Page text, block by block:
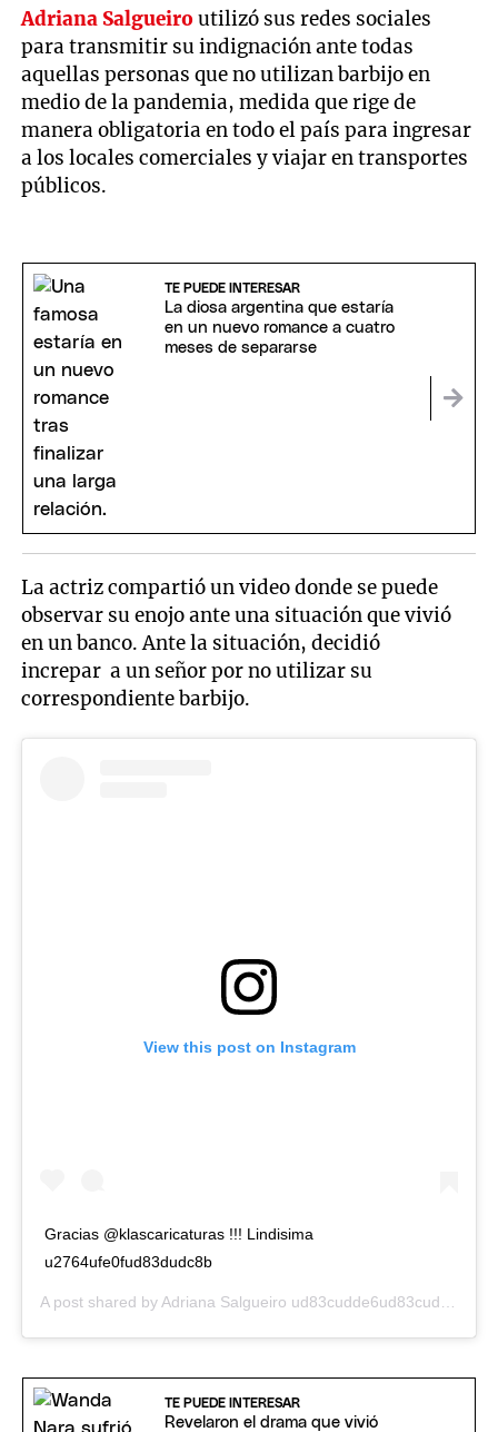
Adriana Salgueiroutilizó sus redes sociales
para transmitir su indignación ante todas
aquellas personas que no utilizan barbijo en
medio de la pandemia, medida que rige de
manera obligatoria en todo el país para ingresar
a los locales comerciales y viajar en transportes
públicos.
TE PUEDE INTERESAR
La diosa argentina que estaría
en un nuevo romance a cuatro
meses de separarse
La actriz compartió un video donde se puede
observar su enojo ante una situación que vivió
en un banco. Ante la situación, decidió
increpar a un señor por no utilizar su
correspondiente barbijo.
View this post on Instagram
Gracias @klascaricaturas !!! Lindisima
u2764ufe0fud83dudc8b
A post shared by Adriana Salgueiro ud83cudde6ud83cuddf7
TE PUEDE INTERESAR
Revelaron el drama que vivió